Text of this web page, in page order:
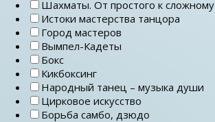
Шахматы. От простого к сложному
Истоки мастерства танцора
Город мастеров
Вымпел-Кадеты
Бокс
Кикбоксинг
Народный танец – музыка души
Цирковое искусство
Борьба самбо, дзюдо